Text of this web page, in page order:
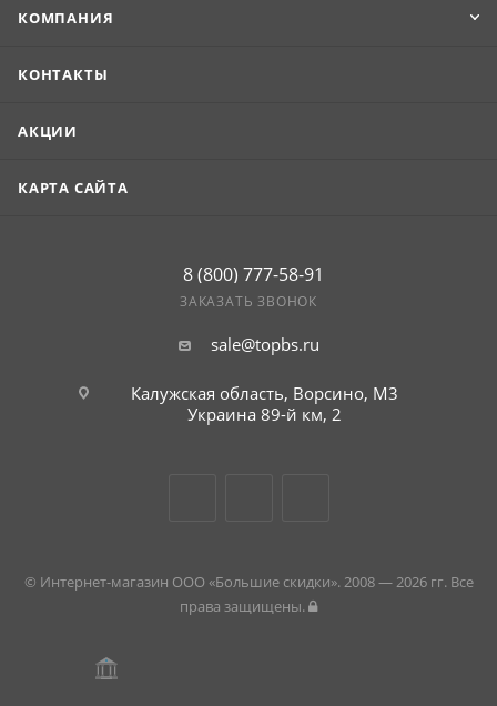
КОМПАНИЯ
КОНТАКТЫ
АКЦИИ
КАРТА САЙТА
8 (800) 777-58-91
ЗАКАЗАТЬ ЗВОНОК
sale@topbs.ru
Калужская область, Ворсино, М3
Украина 89-й км, 2
© Интернет-магазин ООО «Большие скидки». 2008 — 2026 гг. Все
права защищены.